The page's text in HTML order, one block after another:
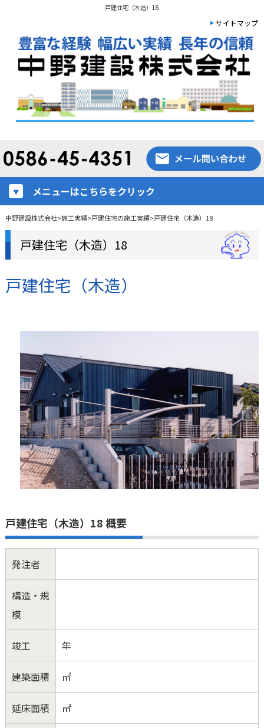
戸建住宅（木造）18
サイトマップ
メニューはこちらをクリック
中野建設株式会社>施工実績>戸建住宅の施工実績>戸建住宅（木造）18
戸建住宅（木造）18
戸建住宅（木造）
戸建住宅（木造）18 概要
発注者
構造・規
模
竣工 年
建築面積 ㎡
延床面積 ㎡